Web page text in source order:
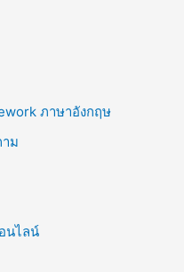
ภาษาอังกฤษ
ม
นไลน์